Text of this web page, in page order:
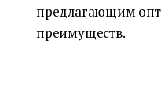
предлагающим
преимуществ.